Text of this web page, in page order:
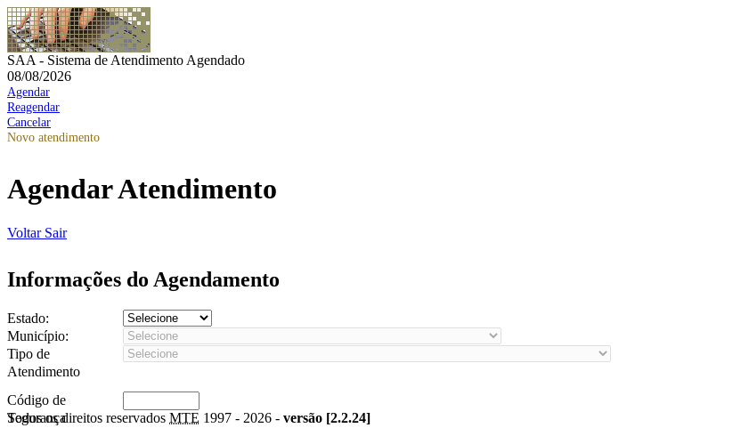
SAA - Sistema de Atendimento Agendado
08/08/2026
Agendar
Reagendar
Cancelar
Novo atendimento
Agendar Atendimento
Voltar Sair
Informações do Agendamento
Estado:
Município:
Tipo de
Atendimento
Código de
Segurança
Todos os direitos reservados MTE 1997 - 2026 - versão [2.2.24]